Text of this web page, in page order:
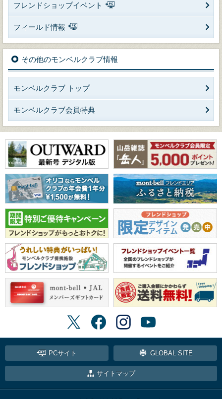
フレンドショップイベント
フィールド情報
その他のモンベルクラブ情報
モンベルクラブ トップ
モンベルクラブ会員特典
PCサイト GLOBAL SITE
サイトマップ